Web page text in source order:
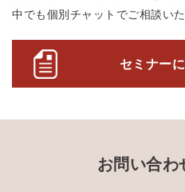
中でも個別チャットでご相談いた
セミナー
お問い合わ